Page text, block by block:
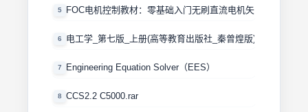
5 FOC电机控制教材：零基础入门无刷直流电机矢量控制技术
6 电工学_第七版_上册(高等教育出版社_秦曾煌版)
7 Engineering Equation Solver（EES）
8 CCS2.2 C5000.rar